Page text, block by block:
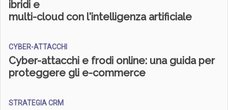
ibridi e
multi-cloud con l'intelligenza artificiale
CYBER-ATTACCHI
Cyber-attacchi e frodi online: una guida per
proteggere gli e-commerce
STRATEGIA CRM